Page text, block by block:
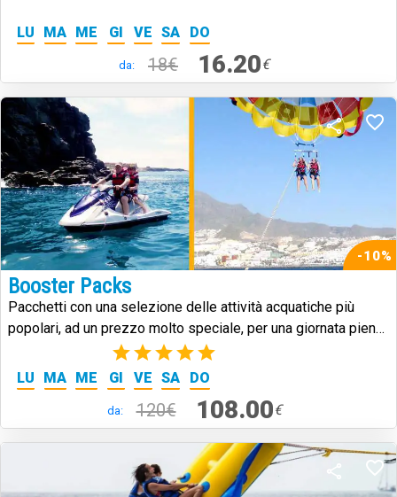
LU MA ME GI VE SA DO
da: 18€ 16.20€
-10%
Booster Packs
Pacchetti con una selezione delle attività acquatiche più
popolari, ad un prezzo molto speciale, per una giornata piena
(1)
LU MA ME GI VE SA DO
da: 120€ 108.00€